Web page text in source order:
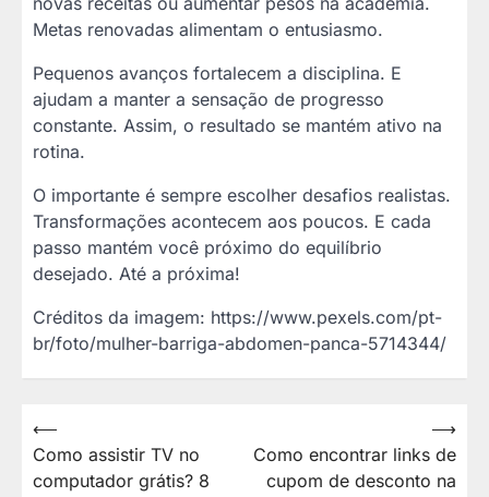
Metas renovadas alimentam o entusiasmo.
Pequenos avanços fortalecem a disciplina. E
ajudam a manter a sensação de progresso
constante. Assim, o resultado se mantém ativo na
rotina.
O importante é sempre escolher desafios realistas.
Transformações acontecem aos poucos. E cada
passo mantém você próximo do equilíbrio
desejado. Até a próxima!
Créditos da imagem: https://www.pexels.com/pt-
br/foto/mulher-barriga-abdomen-panca-5714344/
Navegação
de
⟵
Como assistir TV no
computador grátis? 8
Como encontrar links de
cupom de desconto na
⟶